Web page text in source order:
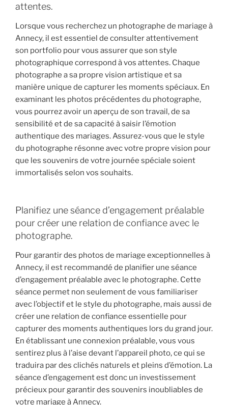
attentes.
Lorsque vous recherchez un photographe de mariage à
Annecy, il est essentiel de consulter attentivement
son portfolio pour vous assurer que son style
photographique correspond à vos attentes. Chaque
photographe a sa propre vision artistique et sa
manière unique de capturer les moments spéciaux. En
examinant les photos précédentes du photographe,
vous pourrez avoir un aperçu de son travail, de sa
sensibilité et de sa capacité à saisir l’émotion
authentique des mariages. Assurez-vous que le style
du photographe résonne avec votre propre vision pour
que les souvenirs de votre journée spéciale soient
immortalisés selon vos souhaits.
Planifiez une séance d’engagement préalable
pour créer une relation de confiance avec le
photographe.
Pour garantir des photos de mariage exceptionnelles à
Annecy, il est recommandé de planifier une séance
d’engagement préalable avec le photographe. Cette
séance permet non seulement de vous familiariser
avec l’objectif et le style du photographe, mais aussi de
créer une relation de confiance essentielle pour
capturer des moments authentiques lors du grand jour.
En établissant une connexion préalable, vous vous
sentirez plus à l’aise devant l’appareil photo, ce qui se
traduira par des clichés naturels et pleins d’émotion. La
séance d’engagement est donc un investissement
précieux pour garantir des souvenirs inoubliables de
votre mariage à Annecy.